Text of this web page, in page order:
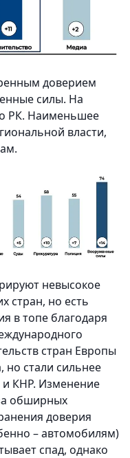
доверием
силы. На
РК. Наименьшее
власти,
невысокое
стран, но есть
в топе благодаря
стран Европы
но стали сильнее
и КНР. Изменение
обширных
доверия
– автомобилям)
спад, однако